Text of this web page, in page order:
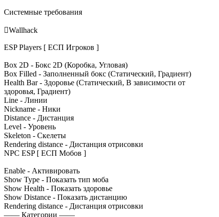
Системные требования
Wallhack
ESP Players [ ЕСП Игроков ]
Box 2D - Бокс 2D (Коробка, Угловая)
Box Filled - Заполненный бокс (Статический, Градиент)
Health Bar - Здоровье (Статический, В зависимости от
здоровья, Градиент)
Line - Линии
Nickname - Ники
Distance - Дистанция
Level - Уровень
Skeleton - Скелеты
Rendering distance - Дистанция отрисовки
NPC ESP [ ЕСП Мобов ]
Enable - Активировать
Show Type - Показать тип моба
Show Health - Показать здоровье
Show Distance - Показать дистанцию
Rendering distance - Дистанция отрисовки
—— Категории ——